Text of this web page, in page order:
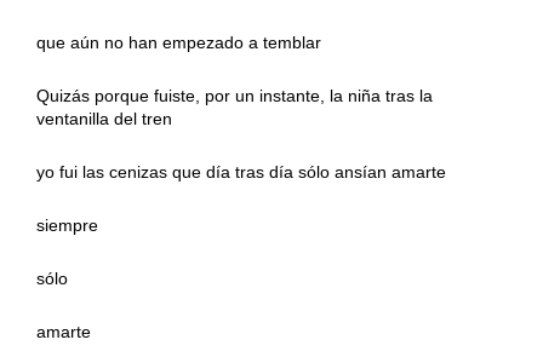
que aún no han empezado a temblar
Quizás porque fuiste, por un instante, la niña tras la
ventanilla del tren
yo fui las cenizas que día tras día sólo ansían amarte
siempre
sólo
amarte